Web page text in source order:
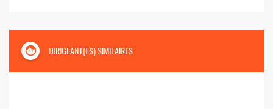
face DIRIGEANT(ES) SIMILAIRES